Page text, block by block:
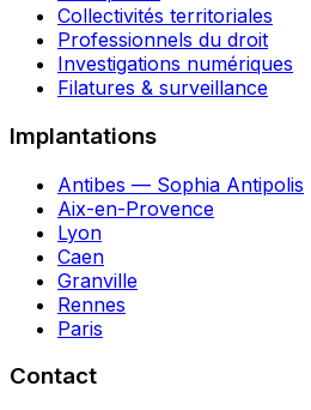
Collectivités territoriales
Professionnels du droit
Investigations numériques
Filatures & surveillance
Implantations
Antibes — Sophia Antipolis
Aix-en-Provence
Lyon
Caen
Granville
Rennes
Paris
Contact